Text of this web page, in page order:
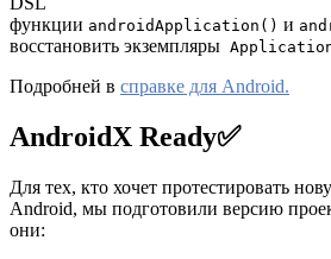
функции androidApplication() и
восстановить экземпляры
Подробней в справке для Android.
AndroidX Ready✅
Для тех, кто хочет протестировать
Android, мы подготовили версию
они: